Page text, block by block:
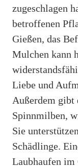
zugeschlagen
betroffenen
Gießen, das
Mulchen kann
Liebe und
Außerdem gibt
Spinnmilben,
Sie
Schädlinge.
Laubhaufen im